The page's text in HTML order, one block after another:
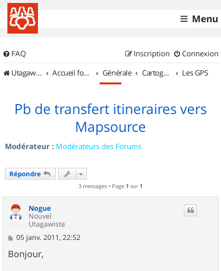
Menu
FAQ Connexion
Inscription
UtagawaVTT (Randos VTT et VTTAE avec traces GPS)
Accueil forum Générale Cartographie et GPS Les GPS
Pb de transfert itineraires vers
Mapsource
Modérateur : Modérateurs des Forums
Répondre
3 messages • Page 1 sur 1
Nogue
Nouvel
Utagawiste
M
s
s
05 janv. 2011, 22:52
Bonjour,